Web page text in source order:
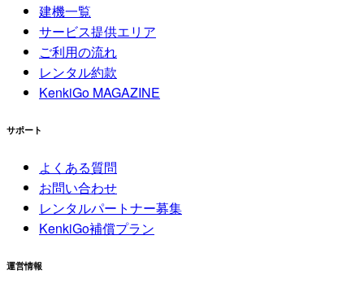
建機一覧
サービス提供エリア
ご利用の流れ
レンタル約款
KenkiGo MAGAZINE
サポート
よくある質問
お問い合わせ
レンタルパートナー募集
KenkiGo補償プラン
運営情報